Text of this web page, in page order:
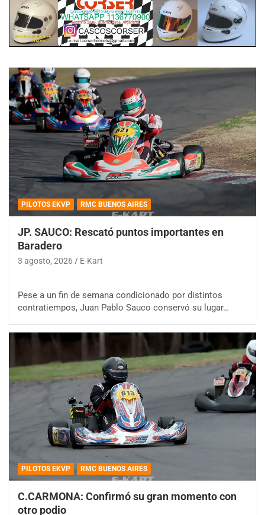
PILOTOS EKVP RMC BUENOS AIRES
JP. SAUCO: Rescató puntos importantes en
Baradero
3 agosto, 2026 E-Kart
Pese a un fin de semana condicionado por distintos
contratiempos, Juan Pablo Sauco conservó su lugar…
PILOTOS EKVP RMC BUENOS AIRES
C.CARMONA: Confirmó su gran momento con
otro podio